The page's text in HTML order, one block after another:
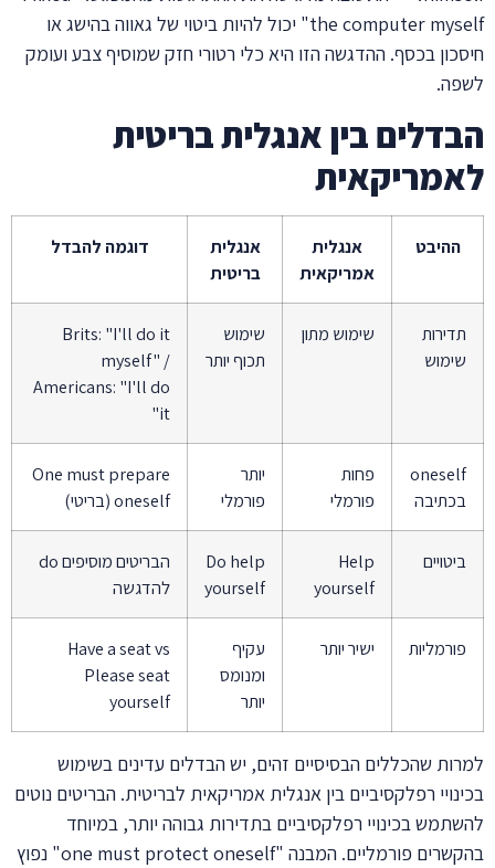
the computer myself" יכול להיות ביטוי של גאווה בהישג או
חיסכון בכסף. ההדגשה הזו היא כלי רטורי חזק שמוסיף צבע ועומק
לשפה.
הבדלים בין אנגלית בריטית
לאמריקאית
ההיבט
אנגלית
אמריקאית
אנגלית
בריטית
דוגמה להבדל
תדירות
שימוש
שימוש מתון
שימוש
תכוף יותר
Brits: "I'll do it
myself" /
Americans: "I'll do
it"
oneself
בכתיבה
פחות
פורמלי
יותר
פורמלי
One must prepare
oneself (בריטי)
ביטויים
Help
yourself
Do help
yourself
הבריטים מוסיפים do
להדגשה
פורמליות ישיר יותר
עקיף
ומנומס
יותר
Have a seat vs
Please seat
yourself
למרות שהכללים הבסיסיים זהים, יש הבדלים עדינים בשימוש
בכינויי רפלקסיביים בין אנגלית אמריקאית לבריטית. הבריטים נוטים
להשתמש בכינויי רפלקסיביים בתדירות גבוהה יותר, במיוחד
בהקשרים פורמליים. המבנה "one must protect oneself" נפוץ